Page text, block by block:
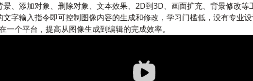
、添加对象、删除对象、文本效果、2D到3D、画面扩充、背景修改等
字输入指令即可控制图像内容的生成和修改，学习门槛低，没有专业
一个平台，提高从图像生成到编辑的完成效率。